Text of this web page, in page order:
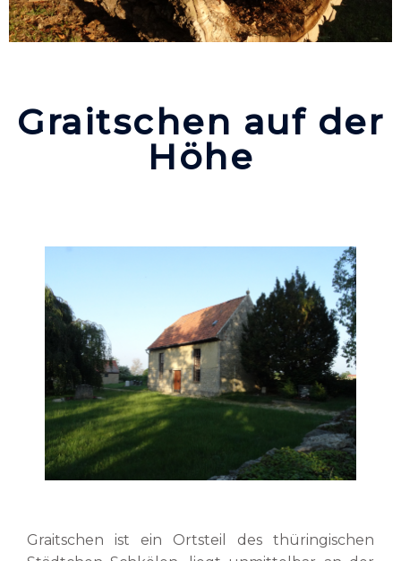
Graitschen auf der
Höhe
Graitschen ist ein Ortsteil des thüringischen